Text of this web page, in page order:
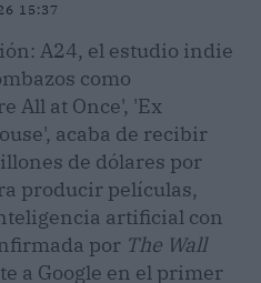
15:37
A24, el estudio indie
como
All at Once', 'Ex
acaba de recibir
de dólares por
producir películas,
artificial con
por The Wall
a Google en el primer